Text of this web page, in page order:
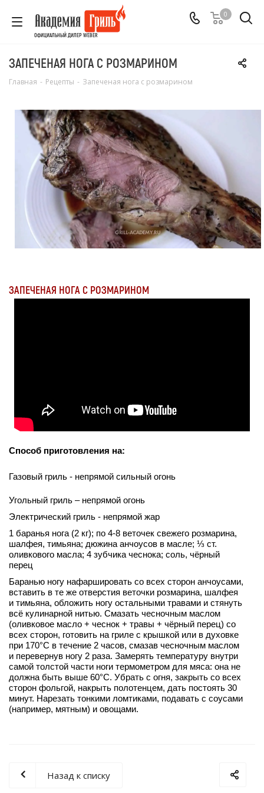
ОФИЦИАЛЬНЫЙ ДИЛЕР WEBER
0
ЗАПЕЧЕНАЯ НОГА С РОЗМАРИНОМ
Главная - Рецепты - Запеченая нога с розмарином
ЗАПЕЧЕНАЯ НОГА С РОЗМАРИНОМ
Способ приготовления на:
Газовый гриль - непрямой сильный огонь
Угольный гриль – непрямой огонь
Электрический гриль - непрямой жар
1 баранья нога (2 кг); по 4-8 веточек свежего розмарина,
шалфея, тимьяна; дюжина анчоусов в масле; ⅓ ст.
оливкового масла; 4 зубчика чеснока; соль, чёрный
перец
Баранью ногу нафаршировать со всех сторон анчоусами,
вставить в те же отверстия веточки розмарина, шалфея
и тимьяна, обложить ногу остальными травами и стянуть
всё кулинарной нитью. Смазать чесночным маслом
(оливковое масло + чеснок + травы + чёрный перец) со
всех сторон, готовить на гриле с крышкой или в духовке
при 170°C в течение 2 часов, смазав чесночным маслом
и перевернув ногу 2 раза. Замерять температуру внутри
самой толстой части ноги термометром для мяса: она не
должна быть выше 60°C. Убрать с огня, закрыть со всех
сторон фольгой, накрыть полотенцем, дать постоять 30
минут. Нарезать тонкими ломтиками, подавать с соусами
(например, мятным) и овощами.
Назад к списку